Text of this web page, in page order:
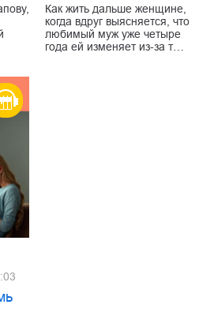
Как жить дальше женщине,
когда вдруг выясняется, что
любимый муж уже четыре
года ей изменяет из-за т…